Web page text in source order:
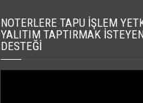
NOTERLERE TAPU İŞLEM
YALITIM TAPTIRMAK
DESTEĞI